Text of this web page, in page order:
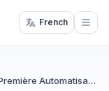
French
Créer sa Première Automatisation d’Email